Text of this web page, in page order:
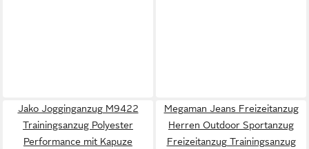
Jako Jogginganzug M9422
Trainingsanzug Polyester
Performance mit Kapuze
Megaman Jeans Freizeitanzug
Herren Outdoor Sportanzug
Freizeitanzug Trainingsanzug